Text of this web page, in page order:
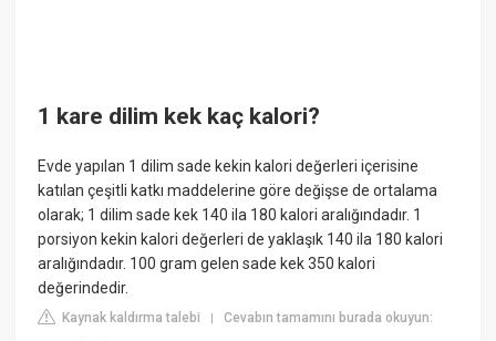
1 kare dilim kek kaç kalori?
Evde yapılan 1 dilim sade kekin kalori değerleri içerisine
katılan çeşitli katkı maddelerine göre değişse de ortalama
olarak; 1 dilim sade kek 140 ila 180 kalori aralığındadır. 1
porsiyon kekin kalori değerleri de yaklaşık 140 ila 180 kalori
aralığındadır. 100 gram gelen sade kek 350 kalori
değerindedir.
Kaynak kaldırma talebi |Cevabın tamamını burada okuyun: